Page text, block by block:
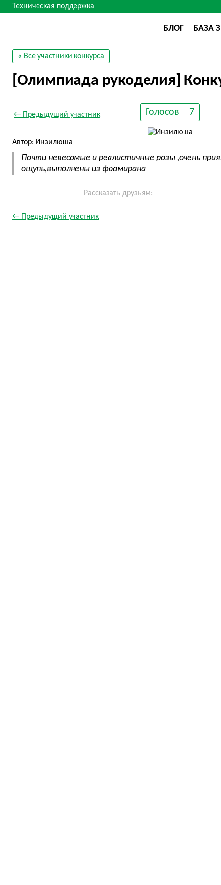
Техническая поддержка
БЛОГ БАЗА
« Все участники конкурса
[Олимпиада рукоделия]
← Предыдущий участник Голосов 7
Автор: Инзилюша
Почти невесомые и реалистичные розы ,очень
ощупь,выполнены из фоамирана
Рассказать друзьям:
← Предыдущий участник